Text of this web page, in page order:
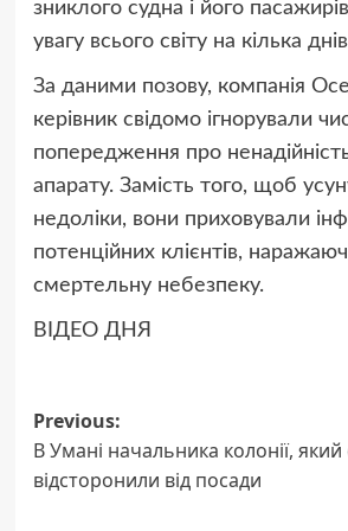
зниклого судна і його
увагу всього світу на кілька
За даними позову, компанія
керівник свідомо ігнорували
попередження про
апарату. Замість того, щоб
недоліки, вони приховували
потенційних клієнтів,
смертельну небезпеку.
ВІДЕО ДНЯ
Post
navigation
Previous:
В Умані начальника колонії,
відсторонили від посади